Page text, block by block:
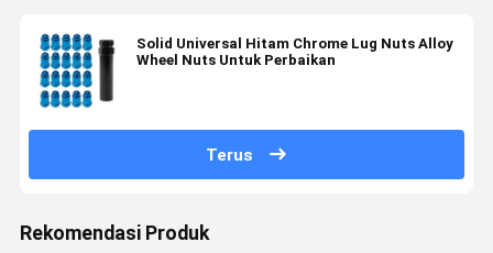
Solid Universal Hitam Chrome Lug Nuts Alloy
Wheel Nuts Untuk Perbaikan
Terus
Rekomendasi Produk